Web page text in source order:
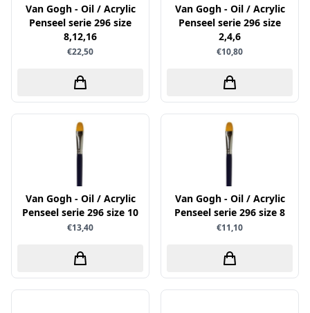
Ranger
Rayher
Reprint
Scrap-Boys
Sizzix
Sparkles
Spellbinders
Sprinkletz
Stamperia
Starform
Van Gogh - Oil / Acrylic
Penseel serie 296 size
8,12,16
€22,50
Van Gogh - Oil / Acrylic
Penseel serie 296 size
2,4,6
€10,80
Van Gogh - Oil / Acrylic
Penseel serie 296 size 10
€13,40
Van Gogh - Oil / Acrylic
Penseel serie 296 size 8
€11,10